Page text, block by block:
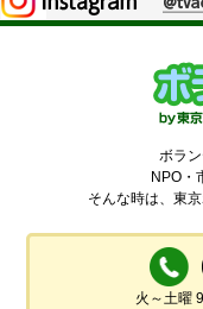
ボラ
NPO・
そんな時は、東
火～土曜